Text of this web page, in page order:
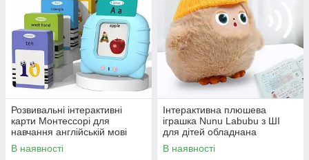
Розвивальні інтерактивні
карти Монтессорі для
навчання англійській мові
Блакитний
В наявності
Інтерактивна плюшева
іграшка Nunu Labubu з ШІ
для дітей обладнана
світлодіодними очима та
здатністю адаптувати
В наявності